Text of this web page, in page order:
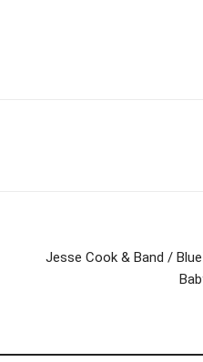
Jesse Cook & Band /